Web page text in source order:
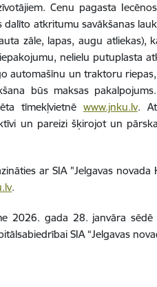
Cenu pagasta
atkritumu savākšanas
zāle, lapas, augu atliekas),
nelielu putuplasta
automašīnu un traktoru
būs maksas
tīmekļvietnē www.jnku.lv.
un pareizi šķirojot un
ar SIA "Jelgavas
.
2026. gada 28. janvāra
SIA “Jelgavas